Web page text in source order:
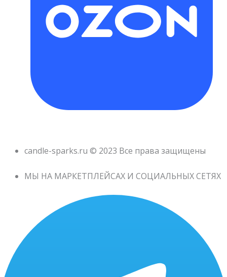
candle-sparks.ru © 2023 Все права защищены
МЫ НА МАРКЕТПЛЕЙСАХ И СОЦИАЛЬНЫХ СЕТЯХ